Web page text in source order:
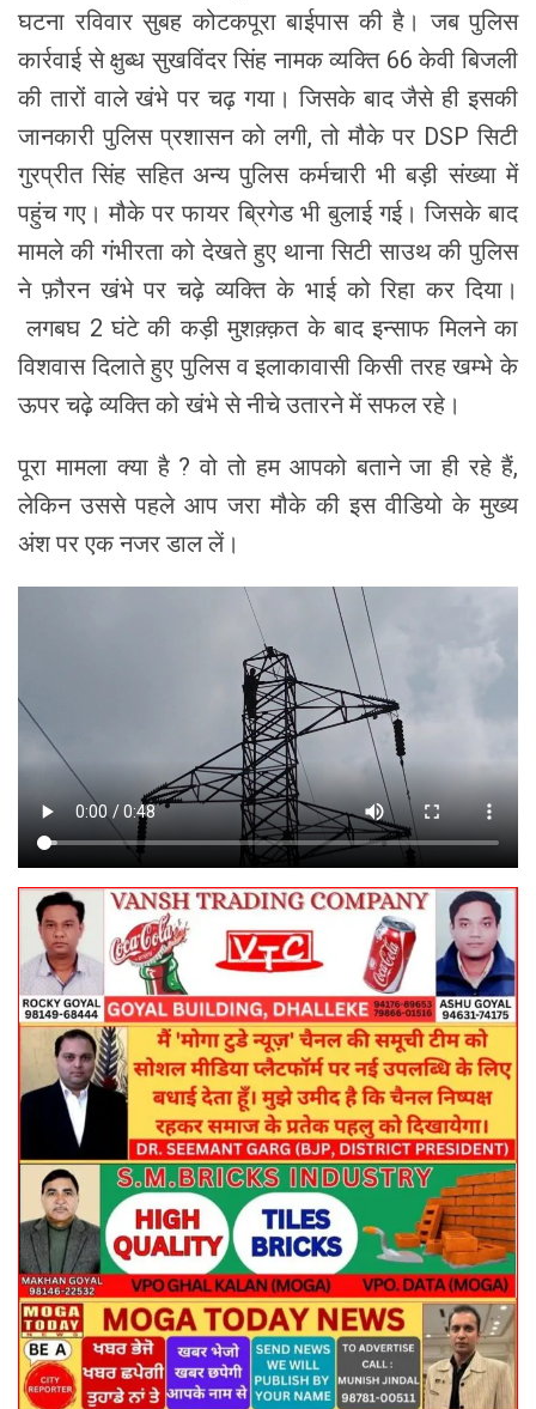
घटना रविवार सुबह कोटकपूरा बाईपास की है। जब पुलिस
कार्रवाई से क्षुब्ध सुखविंदर सिंह नामक व्यक्ति 66 केवी बिजली
की तारों वाले खंभे पर चढ़ गया। जिसके बाद जैसे ही इसकी
जानकारी पुलिस प्रशासन को लगी, तो मौके पर DSP सिटी
गुरप्रीत सिंह सहित अन्य पुलिस कर्मचारी भी बड़ी संख्या में
पहुंच गए। मौके पर फायर ब्रिगेड भी बुलाई गई। जिसके बाद
मामले की गंभीरता को देखते हुए थाना सिटी साउथ की पुलिस
ने फ़ौरन खंभे पर चढ़े व्यक्ति के भाई को रिहा कर दिया।
लगबघ 2 घंटे की कड़ी मुशक़्क़त के बाद इन्साफ मिलने का
विशवास दिलाते हुए पुलिस व इलाकावासी किसी तरह खम्भे के
ऊपर चढ़े व्यक्ति को खंभे से नीचे उतारने में सफल रहे।
पूरा मामला क्या है ? वो तो हम आपको बताने जा ही रहे हैं,
लेकिन उससे पहले आप जरा मौके की इस वीडियो के मुख्य
अंश पर एक नजर डाल लें।